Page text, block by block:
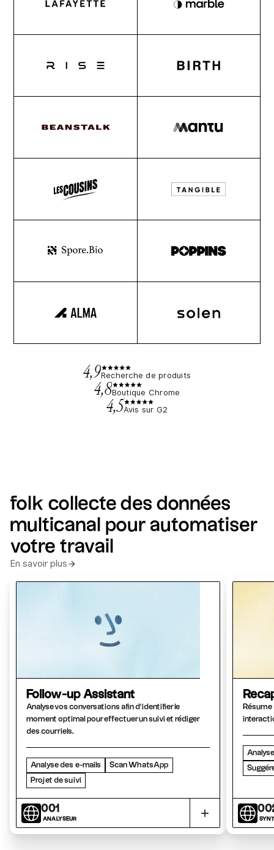
4,9Recherche de produits
4,8Boutique Chrome
4,5Avis sur G2
folk collecte des données
multicanal pour automatiser
votre travail
En savoir plus
Follow-up Assistant
Analyse vos conversations afin d'identifier le
moment optimal pour effectuer un suivi et rédiger
des courriels.
Analyse des e-mails Scan WhatsApp
Projet de suivi
001
ANALYSEUR